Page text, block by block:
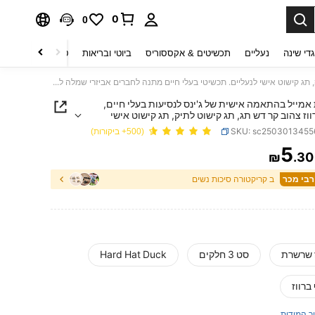
0
0
שינה נעליים תכשיטים & אקססוריס ביוטי ובריאות טקסטיל לבית
3 סיכות אמייל בהתאמה אישית של ג'ינס לנסיעות בעלי חיים, סיכת ברווז צהוב קר דש תג, תג קישוט לתיק, תג קישוט אישי לנעליים. תכשיטי בעלי חיים מתנה לחברים אביזרי שמלה לבגדים סיכת תיק קסם בית ספר משרד אביזרי חולצות מעיל חג המולד ליל כל הקדושים סיכת בגדים מצחיקה וחמודה מתנות למורה
אמייל בהתאמה אישית של ג'ינס לנסיעות בעלי חיים,
צהוב קר דש תג, תג קישוט לתיק, תג קישוט אישי
תכשיטי בעלי חיים מתנה לחברים אביזרי שמלה לבגדים
קסם בית ספר משרד אביזרי חולצות מעיל חג המולד
הקדושים סיכת בגדים מצחיקה וחמודה מתנות למורה
SKU: (500+ ביקורות)
PRICE AND ₪5.30
ב קריקטורה סיכות נשים
שרשרת סט 3 חלקים Hard Hat Duck